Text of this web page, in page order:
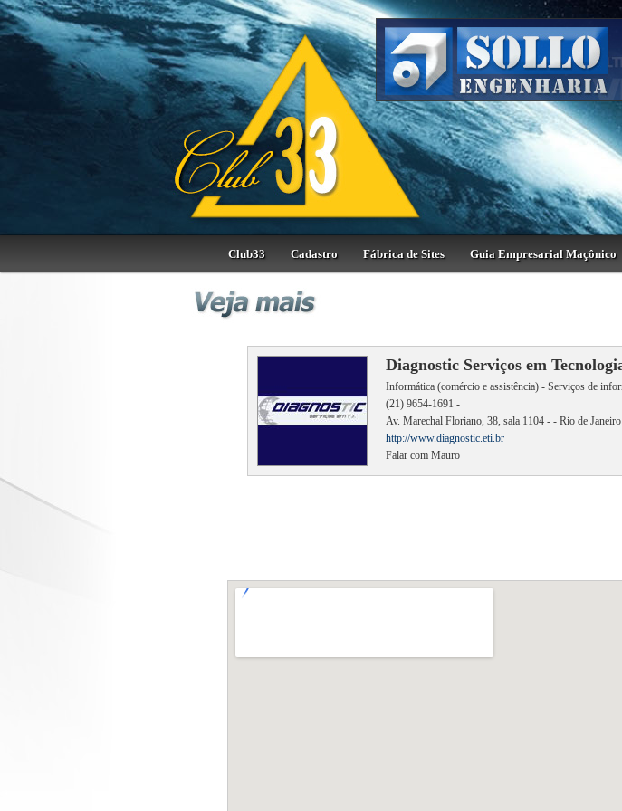
Club33 Cadastro Fábrica de Sites Guia Empresarial Maçônico
Diagnostic Serviços em
Informática (comércio e assistência) - Serviços de
(21) 9654-1691 -
Av. Marechal Floriano, 38, sala 1104 - - Rio de
http://www.diagnostic.eti.br
Falar com Mauro